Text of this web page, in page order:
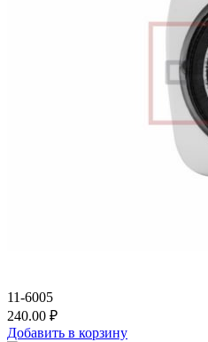
11-6005
240.00 ₽
Добавить в корзину